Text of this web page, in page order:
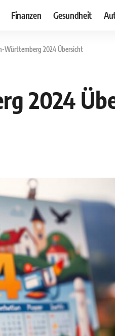
Finanzen Gesundheit
Württemberg 2024 Übersicht
2024